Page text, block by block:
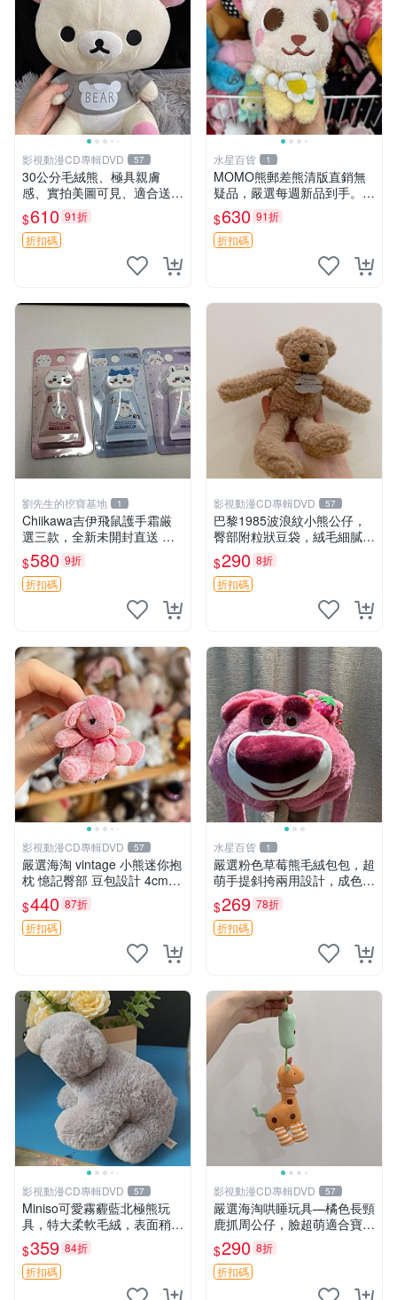
影視動漫CD專輯DVD 57
30公分毛絨熊、極具親膚
感、實拍美圖可見、適合送禮
收藏 毛絨熊 送禮 熊抱
$610 91折
折扣碼
水星百貨 1
MOMO熊郵差熊清版直銷無
疑品，嚴選每週新品到手。紅
薯啵啵鮮果間 郵差熊 清版 紅
薯啵啵間
$630 91折
折扣碼
劉先生的挖寶基地 1
Chiikawa吉伊飛鼠護手霜厳
選三款，全新未開封直送 飛
鼠 護手霜 吉伊三款 新貨
$580 9折
折扣碼
影視動漫CD專輯DVD 57
巴黎1985波浪紋小熊公仔，
臀部附粒狀豆袋，絨毛細膩臉
部可愛，中古嚴選推薦 小熊
公仔 豆袋
$290 8折
折扣碼
影視動漫CD專輯DVD 57
嚴選海淘 vintage 小熊迷你抱
枕 憶記臀部 豆包設計 4cm
高 推薦收藏 迷你豆包小熊、
高臀部、豆袋抱枕
$440 87折
折扣碼
水星百貨 1
嚴選粉色草莓熊毛絨包包，超
萌手提斜挎兩用設計，成色上
佳容量大 粉紅草莓 毛絨包 超
大容量
$269 78折
折扣碼
影視動漫CD專輯DVD 57
Miniso可愛霧霾藍北極熊玩
具，特大柔軟毛絨，表面稍有
使用痕跡，適合居家擺放 23
CM 毛絨玩具 北極熊 魯班熊
$359 84折
折扣碼
影視動漫CD專輯DVD 57
嚴選海淘哄睡玩具—橘色長頸
鹿抓周公仔，臉超萌適合寶寶
陪伴，中古略有使用痕跡 橘
色 長頸鹿 抓周
$290 8折
折扣碼